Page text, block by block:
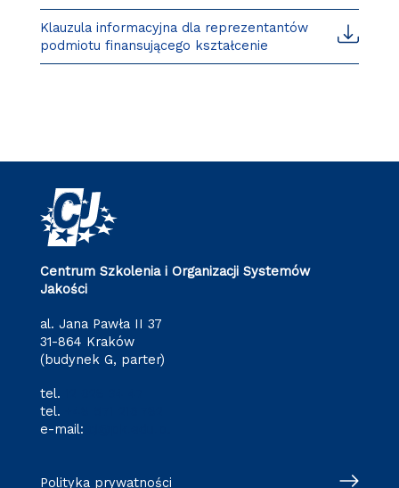
Klauzula informacyjna dla reprezentantów
podmiotu finansującego kształcenie
Centrum Szkolenia i Organizacji Systemów
Jakości
al. Jana Pawła II 37
31-864 Kraków
(budynek G, parter)
tel.
tel.
e-mail:
Polityka prywatności